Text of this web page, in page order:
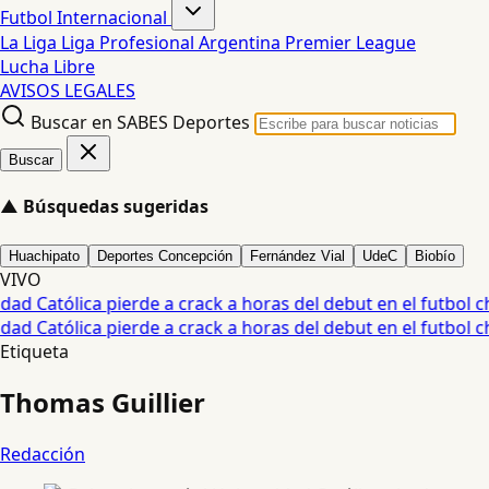
Futbol Internacional
La Liga Liga Profesional Argentina Premier League
Lucha Libre
AVISOS LEGALES
Buscar en SABES Deportes
Buscar
▲ Búsquedas sugeridas
Huachipato Deportes Concepción Fernández Vial UdeC Biobío
VIVO
Católica pierde a crack a horas del debut en el futbol
Católica pierde a crack a horas del debut en el futbol
Etiqueta
Thomas Guillier
Redacción